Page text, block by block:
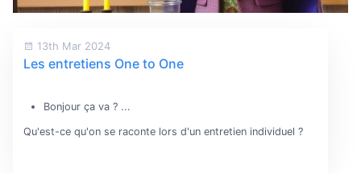
13th Mar 2024
Les entretiens One to One
Bonjour ça va ? ...
Qu'est-ce qu'on se raconte lors d'un entretien individuel ?